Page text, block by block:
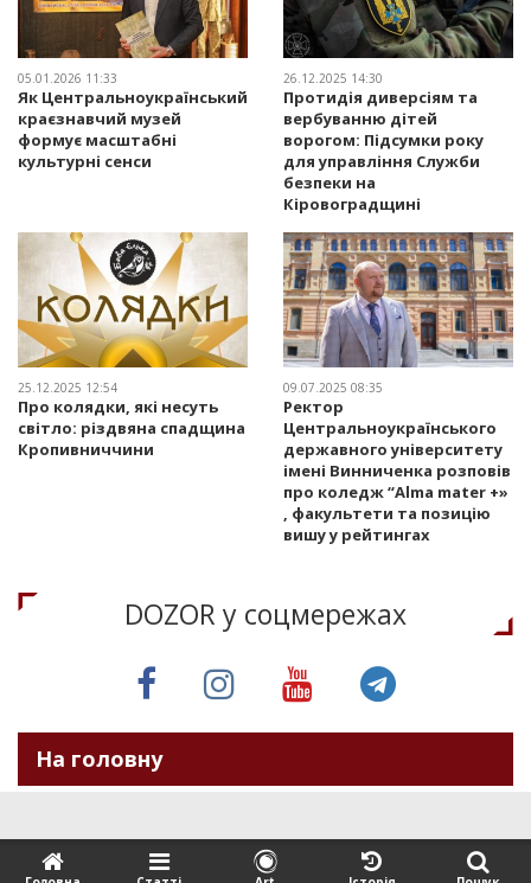
05.01.2026 11:33
Як Центральноукраїнський
краєзнавчий музей
формує масштабні
культурні сенси
26.12.2025 14:30
Протидія диверсіям та
вербуванню дітей
ворогом: Підсумки року
для управління Служби
безпеки на
Кіровоградщині
25.12.2025 12:54
Про колядки, які несуть
світло: різдвяна спадщина
Кропивниччини
09.07.2025 08:35
Ректор
Центральноукраїнського
державного університету
імені Винниченка розповів
про коледж “Alma mater +»
, факультети та позицію
вишу у рейтингах
DOZOR у соцмережах
На головну